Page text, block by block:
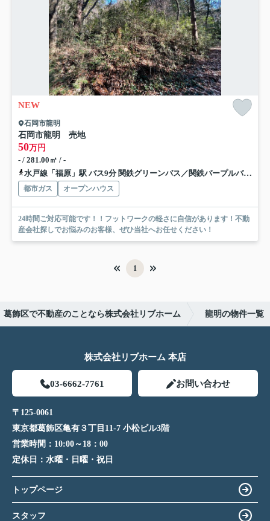
NEW
石岡市龍明
石岡市龍明 売地
50万円
- / 281.00㎡ / -
水戸線「福原」駅 バス9分 関鉄グリーンバス／関鉄パープルバス「小見坂上」 停歩43分
都市ガス オープンハウス
24時間ご対応可能です！！フットワークの軽さに自信があります！不動
産会社探しでお悩みのお客様、ぜひ当社へお任せください！
1
葛飾区で不動産のことなら株式会社リブホーム 龍明の物件一覧
株式会社リブホーム 本店
03-6662-7761 お問い合わせ
〒125-0061
東京都葛飾区亀有３丁目11-7 小松ビル3階
営業時間： 10:00～18：00
定休日： 水曜・日曜・祝日
トップページ
スタッフ